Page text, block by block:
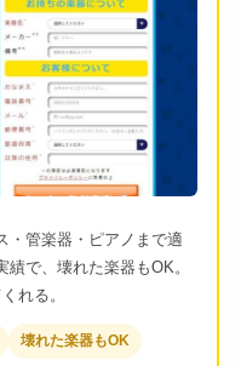
・管楽器・ピアノまで適
で、壊れた楽器もOK。
れる。
壊れた楽器もOK